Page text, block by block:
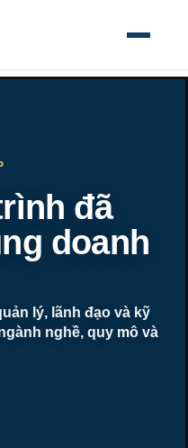
Mở menu
đã
doanh
lý, lãnh đạo và kỹ
nghề, quy mô và